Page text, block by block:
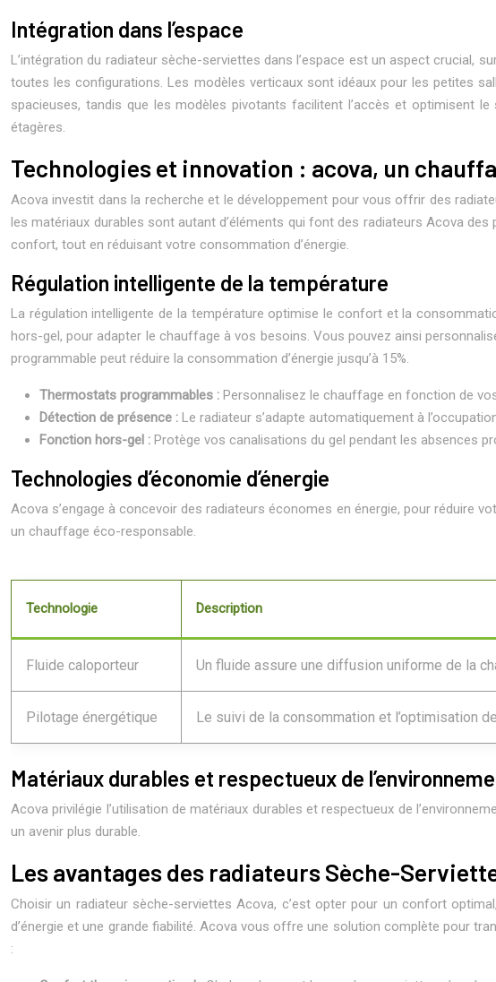
Intégration dans l’espace
L’intégration du radiateur sèche-serviettes dans l’espace est un aspect crucial,
toutes les configurations. Les modèles verticaux sont idéaux pour les petites
spacieuses, tandis que les modèles pivotants facilitent l’accès et optimisent
étagères.
Technologies et innovation : acova, un
Acova investit dans la recherche et le développement pour vous offrir des
les matériaux durables sont autant d’éléments qui font des radiateurs Acova
confort, tout en réduisant votre consommation d’énergie.
Régulation intelligente de la température
La régulation intelligente de la température optimise le confort et la
hors-gel, pour adapter le chauffage à vos besoins. Vous pouvez ainsi
programmable peut réduire la consommation d’énergie jusqu’à 15%.
Thermostats programmables : Personnalisez le chauffage en fonction de
Détection de présence : Le radiateur s’adapte automatiquement à
Fonction hors-gel : Protège vos canalisations du gel pendant les absences
Technologies d’économie d’énergie
Acova s’engage à concevoir des radiateurs économes en énergie, pour réduire
un chauffage éco-responsable.
Technologie Description
Fluide caloporteur Un fluide assure une diffusion uniforme de la
Pilotage énergétique Le suivi de la consommation et l’optimisation
Matériaux durables et respectueux de
Acova privilégie l’utilisation de matériaux durables et respectueux de
un avenir plus durable.
Les avantages des radiateurs Sèche-
Choisir un radiateur sèche-serviettes Acova, c’est opter pour un confort
d’énergie et une grande fiabilité. Acova vous offre une solution complète pour
: